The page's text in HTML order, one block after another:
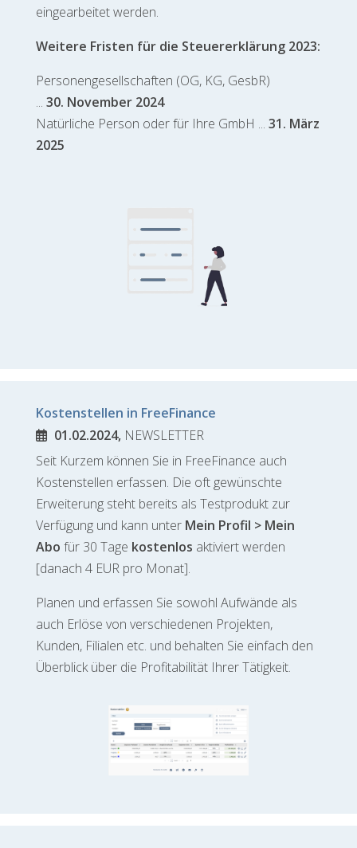
eingearbeitet werden.
Weitere Fristen für die Steuererklärung 2023:
Personengesellschaften (OG, KG, GesbR)
... 30. November 2024
Natürliche Person oder für Ihre GmbH ... 31. März
2025
Kostenstellen in FreeFinance
01.02.2024, NEWSLETTER
Seit Kurzem können Sie in FreeFinance auch
Kostenstellen erfassen. Die oft gewünschte
Erweiterung steht bereits als Testprodukt zur
Verfügung und kann unter Mein Profil > Mein
Abo für 30 Tage kostenlos aktiviert werden
[danach 4 EUR pro Monat].
Planen und erfassen Sie sowohl Aufwände als
auch Erlöse von verschiedenen Projekten,
Kunden, Filialen etc. und behalten Sie einfach den
Überblick über die Profitabilität Ihrer Tätigkeit.